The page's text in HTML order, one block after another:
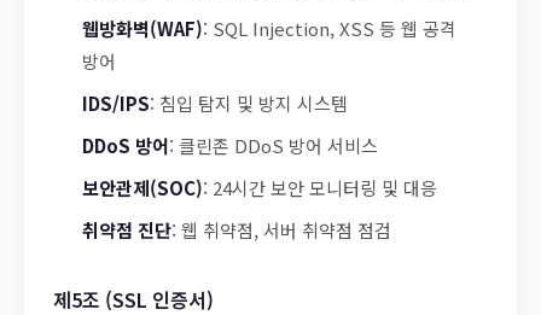
웹방화벽(WAF): SQL Injection, XSS 등 웹 공격
방어
IDS/IPS: 침입 탐지 및 방지 시스템
DDoS 방어: 클린존 DDoS 방어 서비스
보안관제(SOC): 24시간 보안 모니터링 및 대응
취약점 진단: 웹 취약점, 서버 취약점 점검
제5조 (SSL 인증서)